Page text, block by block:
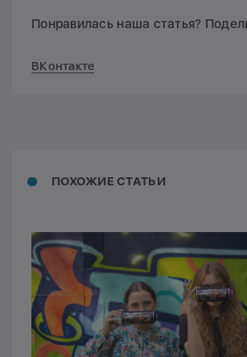
Понравилась наша статья?
ВКонтакте
ПОХОЖИЕ СТАТЬИ